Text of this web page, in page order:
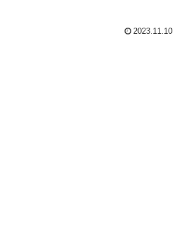
2023.11.10